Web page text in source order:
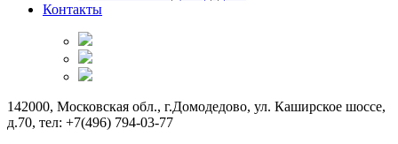
Контакты
142000, Московская обл., г.Домодедово, ул. Каширское шоссе,
д.70, тел: +7(496) 794-03-77